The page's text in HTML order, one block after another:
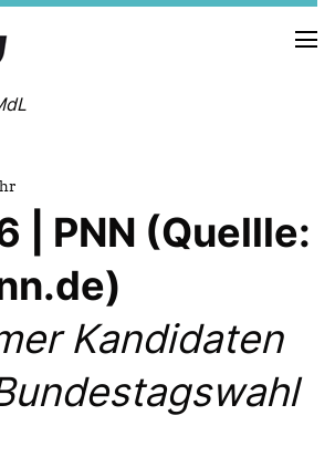
VITA
WAHLKREISBESUCHE
PRESSEFOTOS
MEIN BÜRGERBÜRO
| PNN (Quellle:
Kandidaten